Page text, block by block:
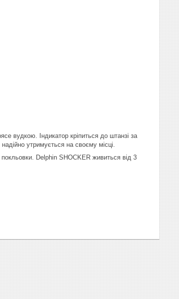
вудкою. Індикатор кріпиться до штанзі за
утримується на своєму місці.
покльовки. Delphin SHOCKER живиться від 3